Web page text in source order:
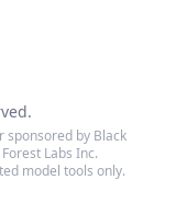
sponsored by Black
Labs Inc.
model tools only.